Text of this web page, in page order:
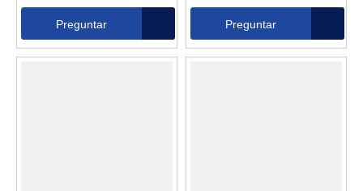
hidráulico
B222100000235
Preguntar
aceite hidráulico
72203450
Preguntar